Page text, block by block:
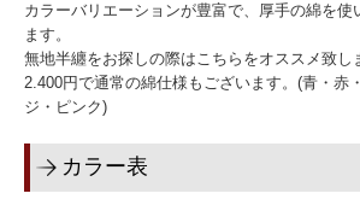
のぼり
のれん
旗
紅白幕
カラーバリエーションが豊富で、厚手の綿を使
ます。
無地半纏をお探しの際はこちらをオススメ致し
2.400円で通常の綿仕様もございます。(青・赤
ジ・ピンク)
カラー表